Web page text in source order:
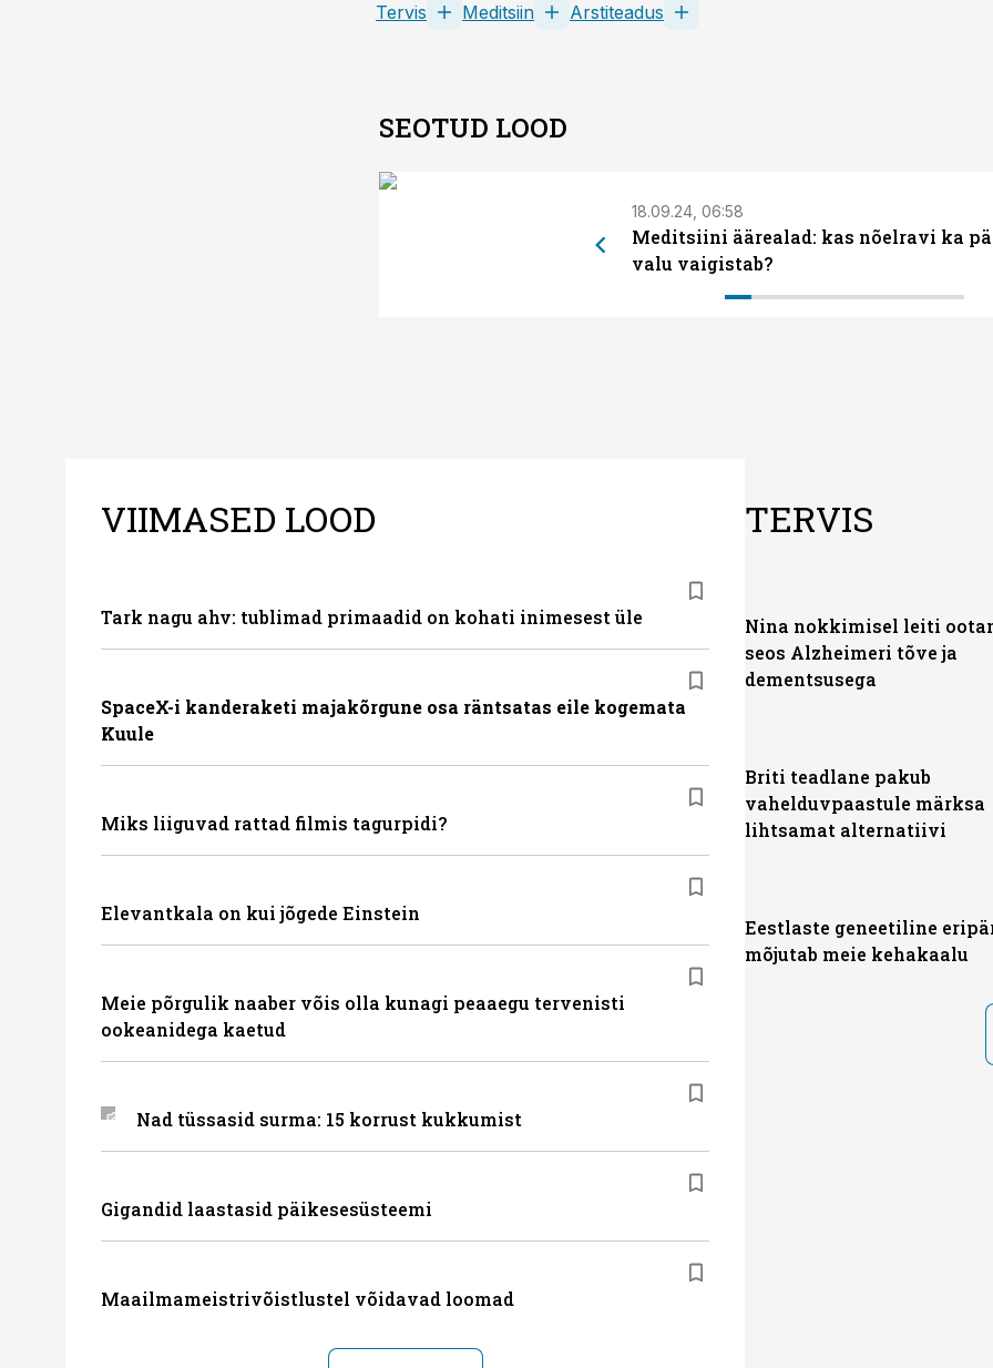
Tervis Meditsiin Arstiteadus
SEOTUD LOOD
18.09.24, 06:58
Meditsiini äärealad: kas nõelravi ka
valu vaigistab?
VIIMASED LOOD
Tark nagu ahv: tublimad primaadid on kohati inimesest üle
SpaceX-i kanderaketi majakõrgune osa räntsatas eile kogemata
Kuule
Miks liiguvad rattad filmis tagurpidi?
Elevantkala on kui jõgede Einstein
Meie põrgulik naaber võis olla kunagi peaaegu tervenisti
ookeanidega kaetud
Nad tüssasid surma: 15 korrust kukkumist
Gigandid laastasid päikesesüsteemi
Maailmameistrivõistlustel võidavad loomad
TERVIS
Nina nokkimisel leiti
seos Alzheimeri tõve ja
dementsusega
Briti teadlane pakub
vahelduvpaastule märksa
lihtsamat alternatiivi
Eestlaste geneetiline
mõjutab meie kehakaalu